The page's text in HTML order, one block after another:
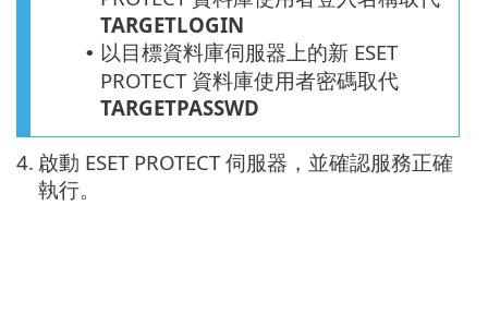
TARGETLOGIN
• 以目標資料庫伺服器上的新 ESET
PROTECT 資料庫使用者密碼取代
TARGETPASSWD
4. 啟動 ESET PROTECT 伺服器，並確認服務正確
執行。